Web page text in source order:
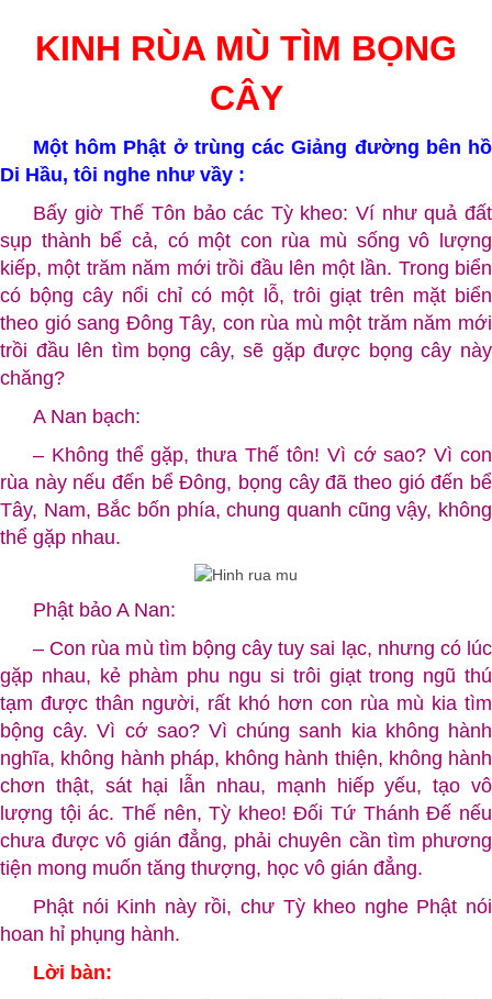
KINH RÙA MÙ TÌM BỌNG
CÂY
Một hôm Phật ở trùng các Giảng đường bên hồ
Di Hầu, tôi nghe như vầy :
Bấy giờ Thế Tôn bảo các Tỳ kheo: Ví như quả đất
sụp thành bể cả, có một con rùa mù sống vô lượng
kiếp, một trăm năm mới trồi đầu lên một lần. Trong biển
có bộng cây nổi chỉ có một lỗ, trôi giạt trên mặt biển
theo gió sang Ðông Tây, con rùa mù một trăm năm mới
trồi đầu lên tìm bọng cây, sẽ gặp được bọng cây này
chăng?
A Nan bạch:
– Không thể gặp, thưa Thế tôn! Vì cớ sao? Vì con
rùa này nếu đến bể Ðông, bọng cây đã theo gió đến bể
Tây, Nam, Bắc bốn phía, chung quanh cũng vậy, không
thể gặp nhau.
Phật bảo A Nan:
– Con rùa mù tìm bộng cây tuy sai lạc, nhưng có lúc
gặp nhau, kẻ phàm phu ngu si trôi giạt trong ngũ thú
tạm được thân người, rất khó hơn con rùa mù kia tìm
bộng cây. Vì cớ sao? Vì chúng sanh kia không hành
nghĩa, không hành pháp, không hành thiện, không hành
chơn thật, sát hại lẫn nhau, mạnh hiếp yếu, tạo vô
lượng tội ác. Thế nên, Tỳ kheo! Ðối Tứ Thánh Ðế nếu
chưa được vô gián đẳng, phải chuyên cần tìm phương
tiện mong muốn tăng thượng, học vô gián đẳng.
Phật nói Kinh này rồi, chư Tỳ kheo nghe Phật nói
hoan hỉ phụng hành.
Lời bàn: